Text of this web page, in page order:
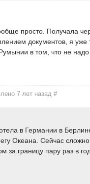
просто. Получала
документов, я уже
в том, что не надо
7 лет назад#
в Германии в
Океана. Сейчас
за границу пару раз в